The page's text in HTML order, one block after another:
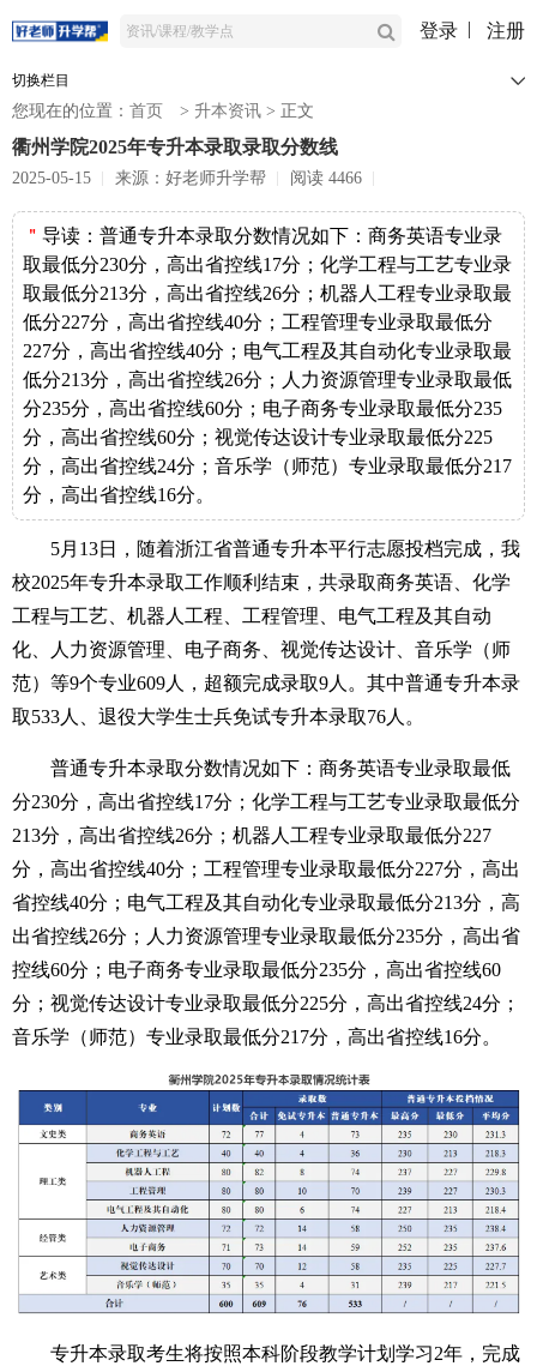
登录 注册
切换栏目
您现在的位置： 首页 > 升本资讯 > 正文
衢州学院2025年专升本录取录取分数线
2025-05-15 来源：好老师升学帮 阅读 4466
＂ 导读： 普通专升本录取分数情况如下：商务英语专业录
取最低分230分，高出省控线17分；化学工程与工艺专业录
取最低分213分，高出省控线26分；机器人工程专业录取最
低分227分，高出省控线40分；工程管理专业录取最低分
227分，高出省控线40分；电气工程及其自动化专业录取最
低分213分，高出省控线26分；人力资源管理专业录取最低
分235分，高出省控线60分；电子商务专业录取最低分235
分，高出省控线60分；视觉传达设计专业录取最低分225
分，高出省控线24分；音乐学（师范）专业录取最低分217
分，高出省控线16分。
5月13日，随着浙江省普通专升本平行志愿投档完成，我
校2025年专升本录取工作顺利结束，共录取商务英语、化学
工程与工艺、机器人工程、工程管理、电气工程及其自动
化、人力资源管理、电子商务、视觉传达设计、音乐学（师
范）等9个专业609人，超额完成录取9人。其中普通专升本录
取533人、退役大学生士兵免试专升本录取76人。
普通专升本录取分数情况如下：商务英语专业录取最低
分230分，高出省控线17分；化学工程与工艺专业录取最低分
213分，高出省控线26分；机器人工程专业录取最低分227
分，高出省控线40分；工程管理专业录取最低分227分，高出
省控线40分；电气工程及其自动化专业录取最低分213分，高
出省控线26分；人力资源管理专业录取最低分235分，高出省
控线60分；电子商务专业录取最低分235分，高出省控线60
分；视觉传达设计专业录取最低分225分，高出省控线24分；
音乐学（师范）专业录取最低分217分，高出省控线16分。
专升本录取考生将按照本科阶段教学计划学习2年，完成